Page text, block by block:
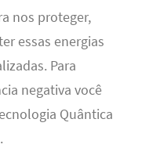
nos proteger,
essas energias
Para
negativa você
Quântica